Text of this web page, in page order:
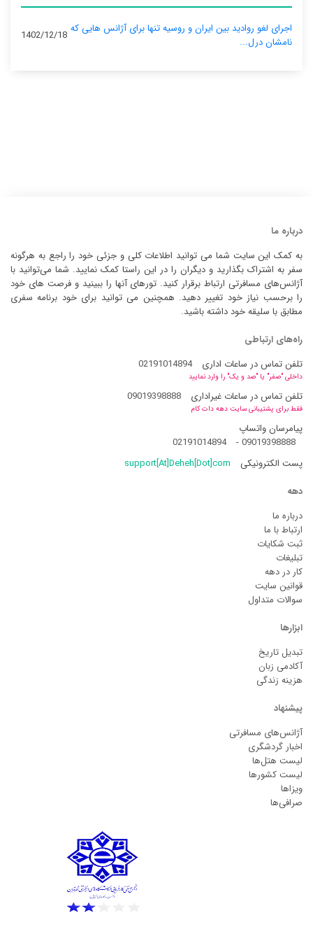
اجرای لغو روادید بین ایران و روسیه تنها برای آژانس‌ هایی که
نامشان درل...
1402/12/18
درباره ما
به کمک این سایت شما می توانید اطلاعات کلی و جزئی خود را راجع به هرگونه
سفر به اشتراک بگذارید و دیگران را در این راستا کمک نمایید. شما می‌توانید با
آژانس‌های مسافرتی ارتباط برقرار کنید. تورهای آنها را ببینید و فرصت های خود
را برحسب نیاز خود تغییر دهید. همچنین می توانید برای خود برنامه سفری
مطابق با سلیقه خود داشته باشید.
راه‌های ارتباطی
تلفن تماس در ساعات اداری
02191014894
داخلی "صفر" یا "صد و یک" را وارد نمایید
تلفن تماس در ساعات غیراداری 09019398888
فقط برای پشتیبانی سایت دهه دات کام
پیامرسان واتساپ
09019398888
-
02191014894
پست الکترونیکی
support[At]Deheh[Dot]com
دهه
درباره ما
ارتباط با ما
ثبت شکایات
تبلیغات
کار در دهه
قوانین سایت
سوالات متداول
ابزارها
تبدیل تاریخ
آکادمی زبان
هزینه زندگی
پیشنهاد
آژانس‌های مسافرتی
اخبار گردشگری
لیست هتل‌ها
لیست کشورها
ویزاها
صرافی‌ها